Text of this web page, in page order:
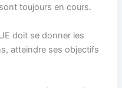
toujours en cours.
doit se donner les
atteindre ses objectifs